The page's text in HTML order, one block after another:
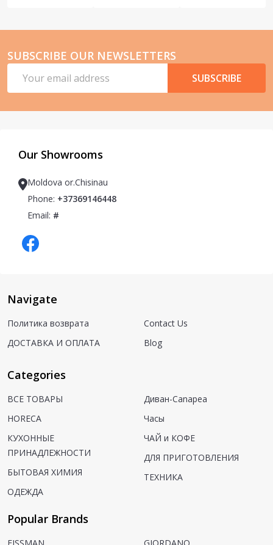
SUBSCRIBE OUR NEWSLETTERS
Address
SUBSCRIBE
Our Showrooms
Moldova or.Chisinau
Phone: +37369146448
Email: #
Navigate
Политика возврата
ДОСТАВКА И ОПЛАТА
Contact Us
Blog
Categories
ВСЕ ТОВАРЫ
HORECA
КУХОННЫЕ
ПРИНАДЛЕЖНОСТИ
БЫТОВАЯ ХИМИЯ
ОДЕЖДА
Диван-Canapea
Часы
ЧАЙ и КОФЕ
ДЛЯ ПРИГОТОВЛЕНИЯ
ТЕХНИКА
Popular Brands